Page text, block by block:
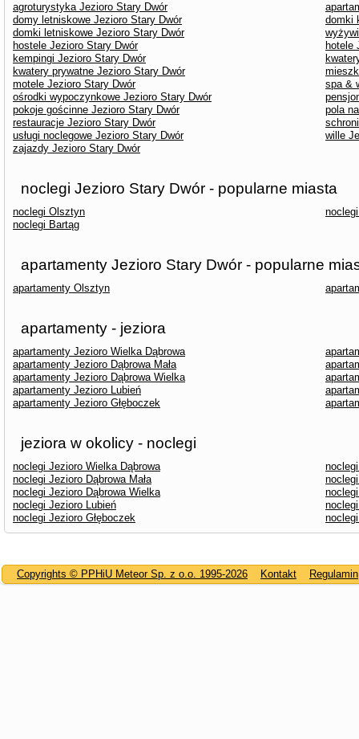
agroturystyka Jezioro Stary Dwór
domy letniskowe Jezioro Stary Dwór
domki
domki letniskowe Jezioro Stary Dwór
hostele Jezioro Stary Dwór
hotele
kempingi Jezioro Stary Dwór
kwatery prywatne Jezioro Stary Dwór
motele Jezioro Stary Dwór
spa &
ośrodki wypoczynkowe Jezioro Stary Dwór
pokoje gościnne Jezioro Stary Dwór
pola
restauracje Jezioro Stary Dwór
usługi noclegowe Jezioro Stary Dwór
wille
zajazdy Jezioro Stary Dwór
noclegi Jezioro Stary Dwór - popularne miasta
noclegi Olsztyn
noclegi Bartąg
apartamenty Jezioro Stary Dwór - popularne
apartamenty Olsztyn
apartamenty - jeziora
apartamenty Jezioro Wielka Dąbrowa
apartamenty Jezioro Dąbrowa Mała
apartamenty Jezioro Dąbrowa Wielka
apartamenty Jezioro Lubień
apartamenty Jezioro Głęboczek
jeziora w okolicy - noclegi
noclegi Jezioro Wielka Dąbrowa
noclegi Jezioro Dąbrowa Mała
noclegi Jezioro Dąbrowa Wielka
noclegi Jezioro Lubień
noclegi Jezioro Głęboczek
Copyrights © PPHiU Meteor Sp. z o.o. 1995-2026 Kontakt Regulamin